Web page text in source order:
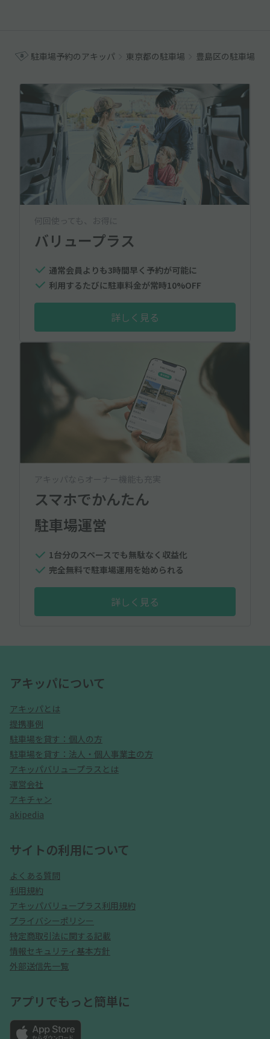
駐車場予約のアキッパ 東京都の駐車場 豊島区の駐車場
何回使っても、お得に
バリュープラス
通常会員よりも3時間早く予約が可能に
利用するたびに駐車料金が常時10%OFF
詳しく見る
アキッパならオーナー機能も充実
スマホでかんたん
駐車場運営
1台分のスペースでも無駄なく収益化
完全無料で駐車場運用を始められる
詳しく見る
アキッパについて
アキッパとは
提携事例
駐車場を貸す：個人の方
駐車場を貸す：法人・個人事業主の方
アキッパバリュープラスとは
運営会社
アキチャン
akipedia
サイトの利用について
よくある質問
利用規約
アキッパバリュープラス利用規約
プライバシーポリシー
特定商取引法に関する記載
情報セキュリティ基本方針
外部送信先一覧
アプリでもっと簡単に